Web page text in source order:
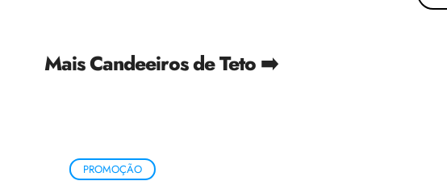
Mais Candeeiros de Teto ➡️
PROMOÇÃO